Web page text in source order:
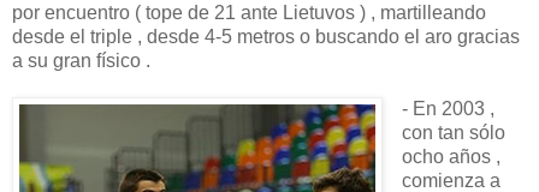
por encuentro ( tope de 21 ante Lietuvos ) , martilleando
desde el triple , desde 4-5 metros o buscando el aro gracias
a su gran físico .
- En 2003 ,
con tan sólo
ocho años ,
comienza a